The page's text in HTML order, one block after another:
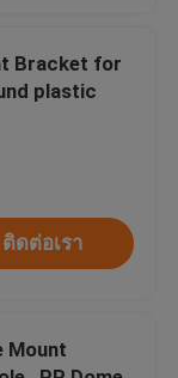
Bracket for
plastic
ติดต่อเรา
Mount